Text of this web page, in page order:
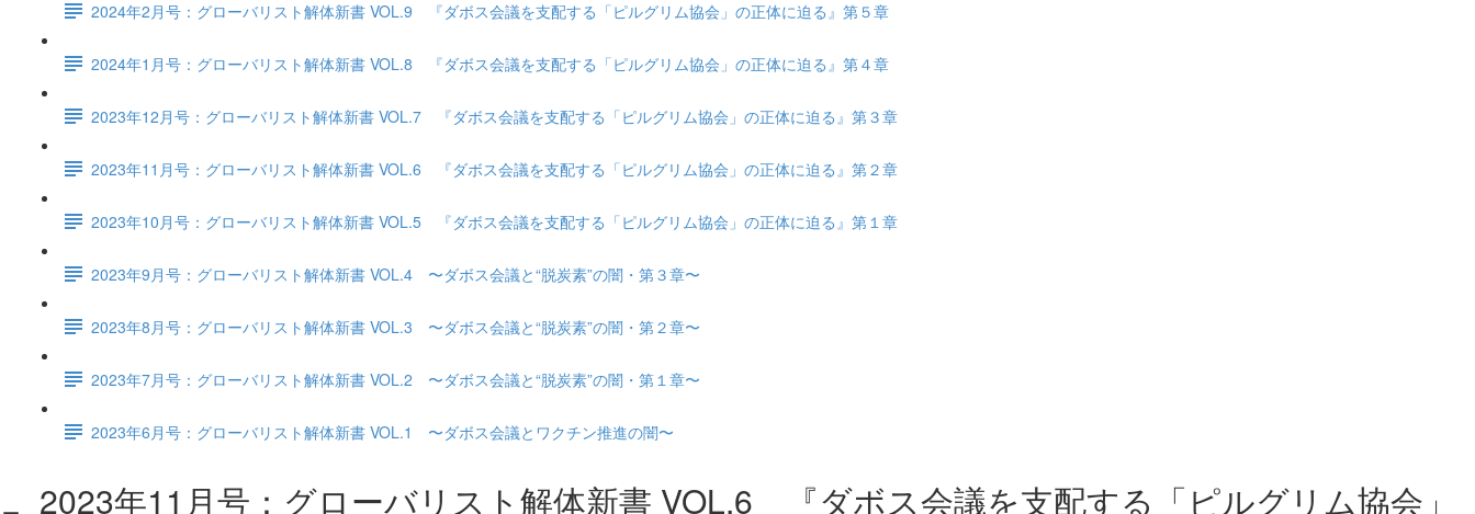
2024年2月号：グローバリスト解体新書 VOL.9 『ダボス会議を支配する「ピルグリム協会」の正体に迫る』第５章
2024年1月号：グローバリスト解体新書 VOL.8 『ダボス会議を支配する「ピルグリム協会」の正体に迫る』第４章
2023年12月号：グローバリスト解体新書 VOL.7 『ダボス会議を支配する「ピルグリム協会」の正体に迫る』第３章
2023年11月号：グローバリスト解体新書 VOL.6 『ダボス会議を支配する「ピルグリム協会」の正体に迫る』第２章
2023年10月号：グローバリスト解体新書 VOL.5 『ダボス会議を支配する「ピルグリム協会」の正体に迫る』第１章
2023年9月号：グローバリスト解体新書 VOL.4 〜ダボス会議と“脱炭素”の闇・第３章〜
2023年8月号：グローバリスト解体新書 VOL.3 〜ダボス会議と“脱炭素”の闇・第２章〜
2023年7月号：グローバリスト解体新書 VOL.2 〜ダボス会議と“脱炭素”の闇・第１章〜
2023年6月号：グローバリスト解体新書 VOL.1 〜ダボス会議とワクチン推進の闇〜
2023年11月号：グローバリスト解体新書 VOL.6 『ダボス会議を支配する「ピルグリム協会」